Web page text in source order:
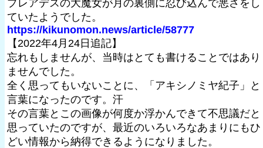
プレアデスの大魔女が月の裏側に忍び込んで悪さをし
ていたようでした。
https://kikunomon.news/article/58777
【2022年4月24日追記】
忘れもしませんが、当時はとても書けることではあり
ませんでした。
全く思ってもいないことに、「アキシノミヤ紀子」と
言葉になったのです。汗
その言葉とこの画像が何度か浮かんできて不思議だと
思っていたのですが、最近のいろいろなあまりにもひ
どい情報から納得できるようになりました。